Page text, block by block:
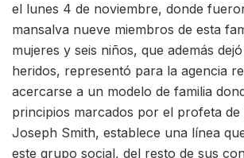
el lunes 4 de noviembre, donde
mansalva nueve miembros de esta
mujeres y seis niños, que además
heridos, representó para la agencia
acercarse a un modelo de familia
principios marcados por el profeta
Joseph Smith, establece una línea
este grupo social, del resto de sus